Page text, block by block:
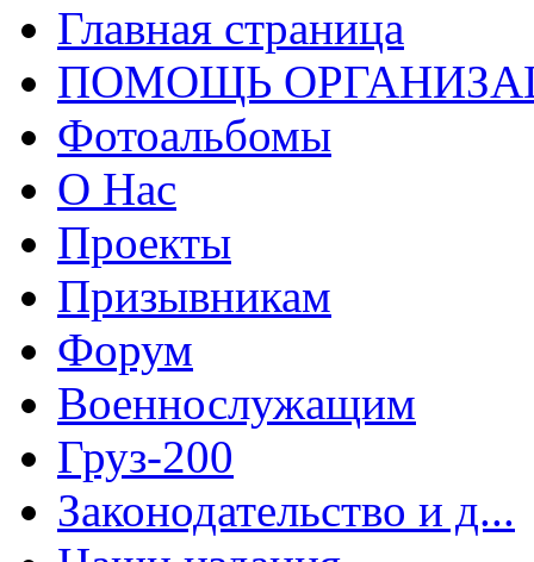
Главная страница
ПОМОЩЬ
Фотоальбомы
О Нас
Проекты
Призывникам
Форум
Военнослужащим
Груз-200
Законодательство и д...